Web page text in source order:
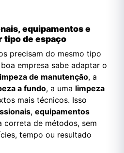
equipamentos e
tipo de espaço
precisam do mesmo tipo
empresa sabe adaptar o
de manutenção, a
a fundo, a uma limpeza
mais técnicos. Isso
, equipamentos
correta de métodos, sem
tempo ou resultado